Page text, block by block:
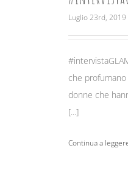
Luglio 23rd, 2019
che
donne che
[...]
Continua a